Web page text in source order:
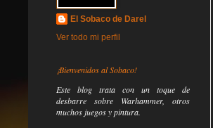
El Sobaco de Darel
Ver todo mi perfil
¡Bienvenidos al Sobaco!
Este blog trata con un toque de
desbarre sobre Warhammer, otros
muchos juegos y pintura.